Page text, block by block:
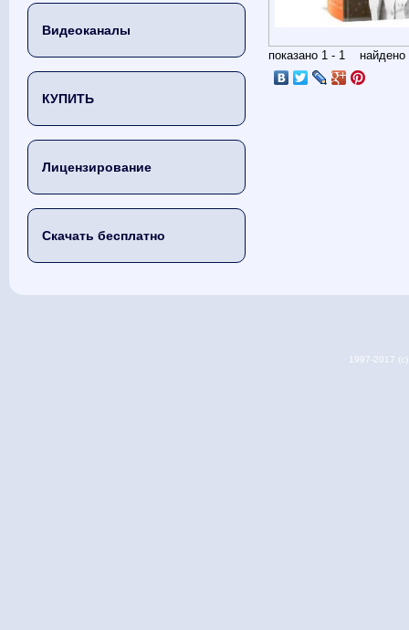
Видеоканалы
КУПИТЬ
Лицензирование
Скачать бесплатно
показано 1 - 1 найдено
1997-2017